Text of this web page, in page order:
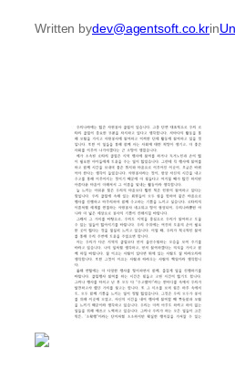
Written bydev@agentsoft.co.krin